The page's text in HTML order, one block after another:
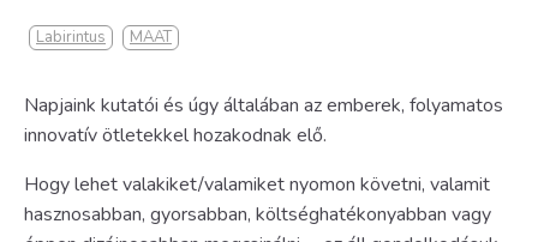
Labirintus MAAT
Napjaink kutatói és úgy általában az emberek, folyamatos
innovatív ötletekkel hozakodnak elő.
Hogy lehet valakiket/valamiket nyomon követni, valamit
hasznosabban, gyorsabban, költséghatékonyabban vagy